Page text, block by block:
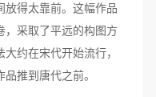
放得太靠前。这幅作品
，采取了平远的构图方
约在宋代开始流行，
推到唐代之前。